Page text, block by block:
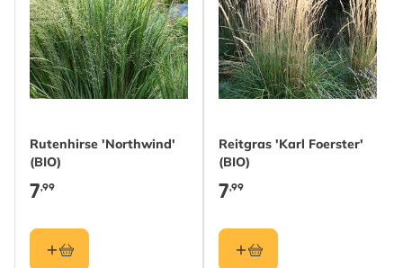
Rutenhirse 'Northwind'
(BIO)
7,99
Reitgras 'Karl Foerster'
(BIO)
7,99